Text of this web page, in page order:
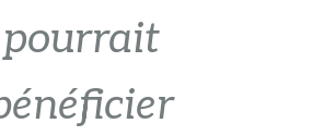
pourrait